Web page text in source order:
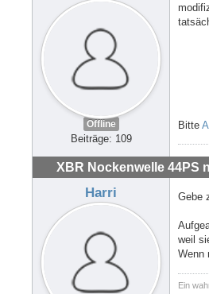
Offline
Beiträge: 109
Bitte
XBR Nockenwelle 44PS
Harri Gebe
weil
Wenn
Ein